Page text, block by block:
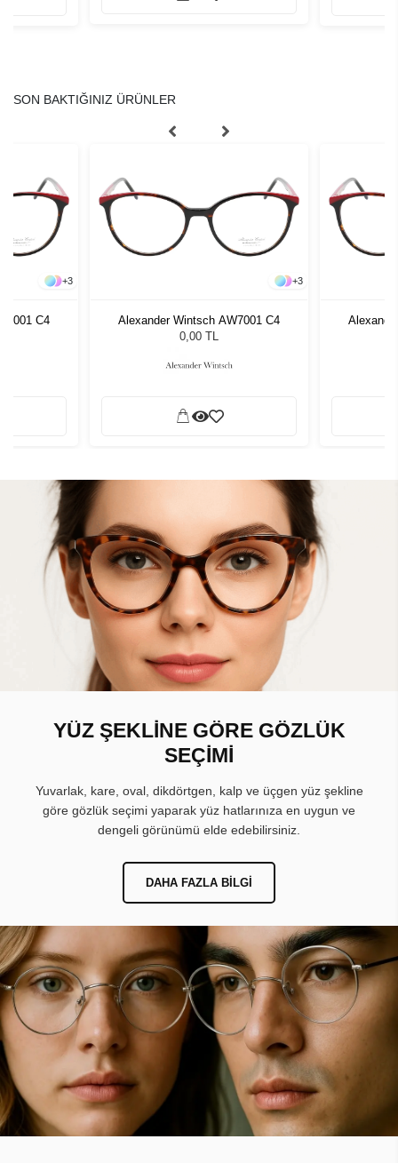
SON BAKTIĞINIZ ÜRÜNLER
+3
C4
+3
Alexander Wintsch AW7001 C4
0,00 TL
YÜZ ŞEKLİNE GÖRE GÖZLÜK
SEÇİMİ
Yuvarlak, kare, oval, dikdörtgen, kalp ve üçgen yüz şekline
göre gözlük seçimi yaparak yüz hatlarınıza en uygun ve
dengeli görünümü elde edebilirsiniz.
DAHA FAZLA BILGI